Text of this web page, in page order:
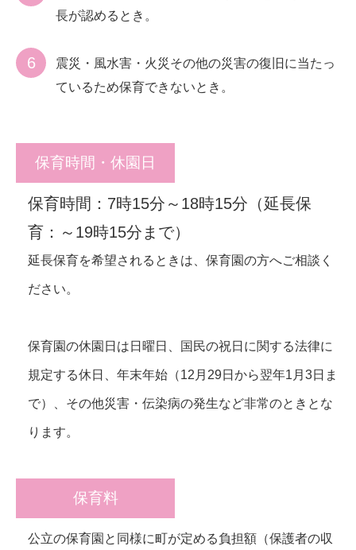
長が認めるとき。
震災・風水害・火災その他の災害の復旧に当たっ
ているため保育できないとき。
保育時間・休園日
保育時間：7時15分～18時15分（延長保
育：～19時15分まで）
延長保育を希望されるときは、保育園の方へご相談く
ださい。
保育園の休園日は日曜日、国民の祝日に関する法律に
規定する休日、年末年始（12月29日から翌年1月3日ま
で）、その他災害・伝染病の発生など非常のときとな
ります。
保育料
公立の保育園と同様に町が定める負担額（保護者の収